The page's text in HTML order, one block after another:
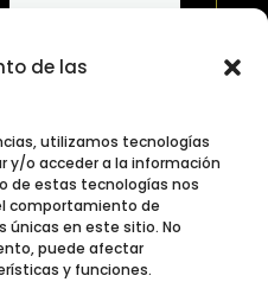
de las
utilizamos tecnologías
y/o acceder a la información
de estas tecnologías nos
comportamiento de
únicas en este sitio. No
puede afectar
y funciones.
Banco de
fotografias en
blanco y negro